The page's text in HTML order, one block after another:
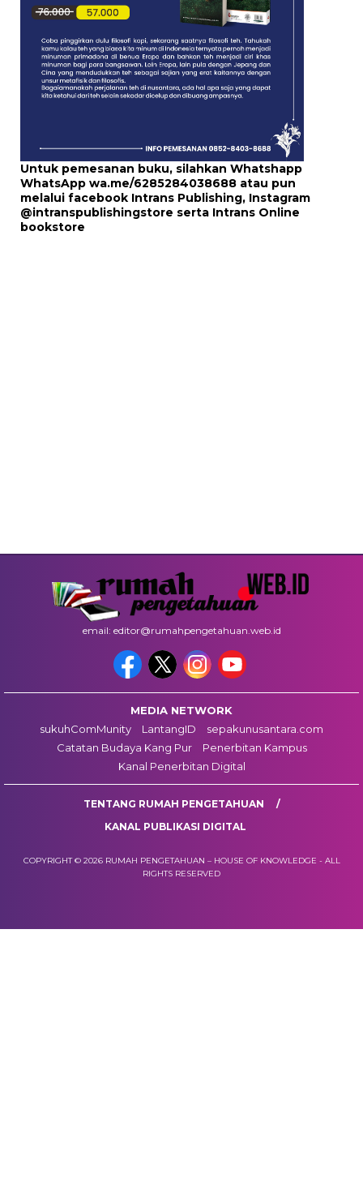
Untuk pemesanan buku, silahkan Whatshapp
WhatsApp wa.me/6285284038688 atau pun
melalui facebook Intrans Publishing, Instagram
@intranspublishingstore serta Intrans Online
bookstore
email: editor@rumahpengetahuan.web.id
MEDIA NETWORK
sukuhComMunity
LantangID
sepakunusantara.com
Catatan Budaya Kang Pur
Penerbitan Kampus
Kanal Penerbitan Digital
TENTANG RUMAH PENGETAHUAN
KANAL PUBLIKASI DIGITAL
COPYRIGHT © 2026 RUMAH PENGETAHUAN – HOUSE OF KNOWLEDGE - ALL
RIGHTS RESERVED